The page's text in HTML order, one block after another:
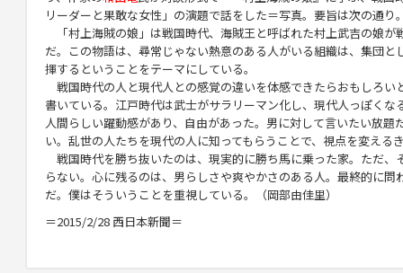
リーダーと果敢な女性」の演題で話をした＝写真。要旨は次の通り
「村上海賊の娘」は戦国時代、海賊王と呼ばれた村上武吉の娘が
だ。この物語は、尋常じゃない熱意のある人がいる組織は、集団と
揮するということをテーマにしている。
戦国時代の人と現代人との感覚の違いを体感できたらおもしろい
書いている。江戸時代は武士がサラリーマン化し、現代人っぽくな
人間らしい躍動感があり、自由があった。男に対して言いたい放題
い。乱世の人たちを現代の人に知ってもらうことで、視点を変える
戦国時代を勝ち抜いたのは、現実的に勝ち馬に乗った家。ただ、
らない。心に残るのは、男らしさや爽やかさのある人。最終的に
だ。僕はそういうことを重視している。（岡部由佳里）
＝2015/2/28 西日本新聞＝